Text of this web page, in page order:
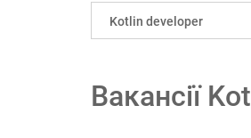
Kotlin developer
Вакансії